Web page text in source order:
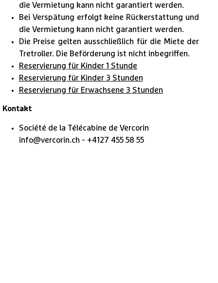
die Vermietung kann nicht garantiert werden.
Bei Verspätung erfolgt keine Rückerstattung und
die Vermietung kann nicht garantiert werden.
​Die Preise gelten ausschließlich für die Miete der
Tretroller. Die Beförderung ist nicht inbegriffen.
Reservierung für Kinder 1 Stunde
Reservierung für Kinder 3 Stunden
Reservierung für Erwachsene 3 Stunden
Kontakt
Société de la Télécabine de Vercorin
info@vercorin.ch - +4127 455 58 55